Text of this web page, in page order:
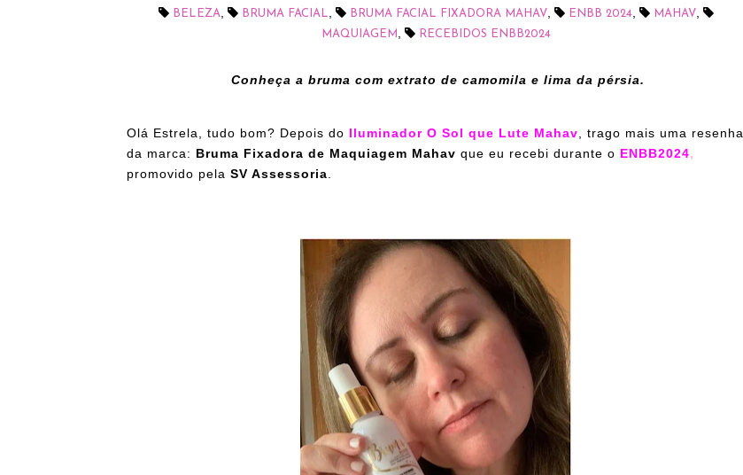
BELEZA BRUMA FACIAL BRUMA FACIAL FIXADORA MAHAV, ENBB 2024, MAHAV,
MAQUIAGEM RECEBIDOS ENBB2024
Conheça a bruma com extrato de camomila e lima da pérsia.
Olá Estrela, tudo bom? Depois do Iluminador O Sol que Lute Mahav
trago mais uma resenha
da marca: Bruma Fixadora de Maquiagem Mahav que eu recebi durante o ENBB2024,
promovido pela SV Assessoria